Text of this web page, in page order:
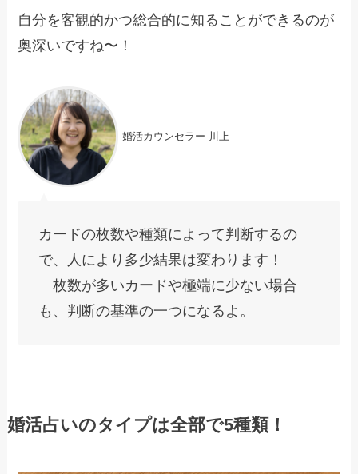
自分を客観的かつ総合的に知ることができるのが
奥深いですね〜！
婚活カウンセラー 川上
カードの枚数や種類によって判断するの
で、人により多少結果は変わります！
枚数が多いカードや極端に少ない場合
も、判断の基準の一つになるよ。
婚活占いのタイプは全部で5種類！